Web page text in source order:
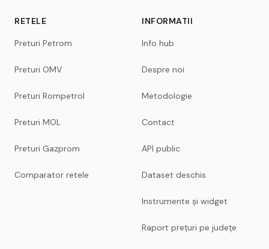
RETELE
Preturi Petrom
Preturi OMV
Preturi Rompetrol
Preturi MOL
Preturi Gazprom
Comparator retele
INFORMATII
Info hub
Despre noi
Metodologie
Contact
API public
Dataset deschis
Instrumente și widget
Raport prețuri pe județe